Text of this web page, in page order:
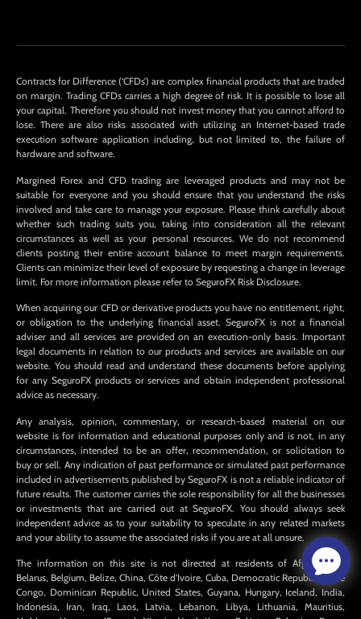
Contracts for Difference (‘CFDs’) are complex financial products that are traded
on margin. Trading CFDs carries a high degree of risk. It is possible to lose all
your capital. Therefore you should not invest money that you cannot afford to
lose. There are also risks associated with utilizing an Internet-based trade
execution software application including, but not limited to, the failure of
hardware and software.
Margined Forex and CFD trading are leveraged products and may not be
suitable for everyone and you should ensure that you understand the risks
involved and take care to manage your exposure. Please think carefully about
whether such trading suits you, taking into consideration all the relevant
circumstances as well as your personal resources. We do not recommend
clients posting their entire account balance to meet margin requirements.
Clients can minimize their level of exposure by requesting a change in leverage
limit. For more information please refer to SeguroFX Risk Disclosure.
When acquiring our CFD or derivative products you have no entitlement, right,
or obligation to the underlying financial asset. SeguroFX is not a financial
adviser and all services are provided on an execution-only basis. Important
legal documents in relation to our products and services are available on our
website. You should read and understand these documents before applying
for any SeguroFX products or services and obtain independent professional
advice as necessary.
Any analysis, opinion, commentary, or research-based material on our
website is for information and educational purposes only and is not, in any
circumstances, intended to be an offer, recommendation, or solicitation to
buy or sell. Any indication of past performance or simulated past performance
included in advertisements published by SeguroFX is not a reliable indicator of
future results. The customer carries the sole responsibility for all the businesses
or investments that are carried out at SeguroFX. You should always seek
independent advice as to your suitability to speculate in any related markets
and your ability to assume the associated risks if you are at all unsure.
The information on this site is not directed at residents of Afghanistan,
Belarus, Belgium, Belize, China, Côte d’Ivoire, Cuba, Democratic Republic of the
Congo, Dominican Republic, United States, Guyana, Hungary, Iceland, India,
Indonesia, Iran, Iraq, Laos, Latvia, Lebanon, Libya, Lithuania, Mauritius,